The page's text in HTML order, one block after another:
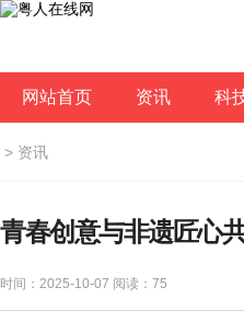
网站首页 资讯 科
> 资讯
青春创意与非遗匠心
时间：2025-10-07 阅读： 75